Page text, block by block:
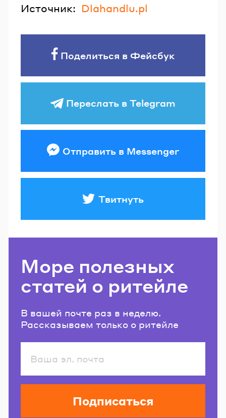
Источник: Dlahandlu.pl
Поделиться в Фейсбук
Переслать в Telegram
Отправить в Messenger
Твитнуть
Море полезных
статей о ритейле
В вашей почте раз в неделю.
Рассказываем только о ритейле
Подписаться